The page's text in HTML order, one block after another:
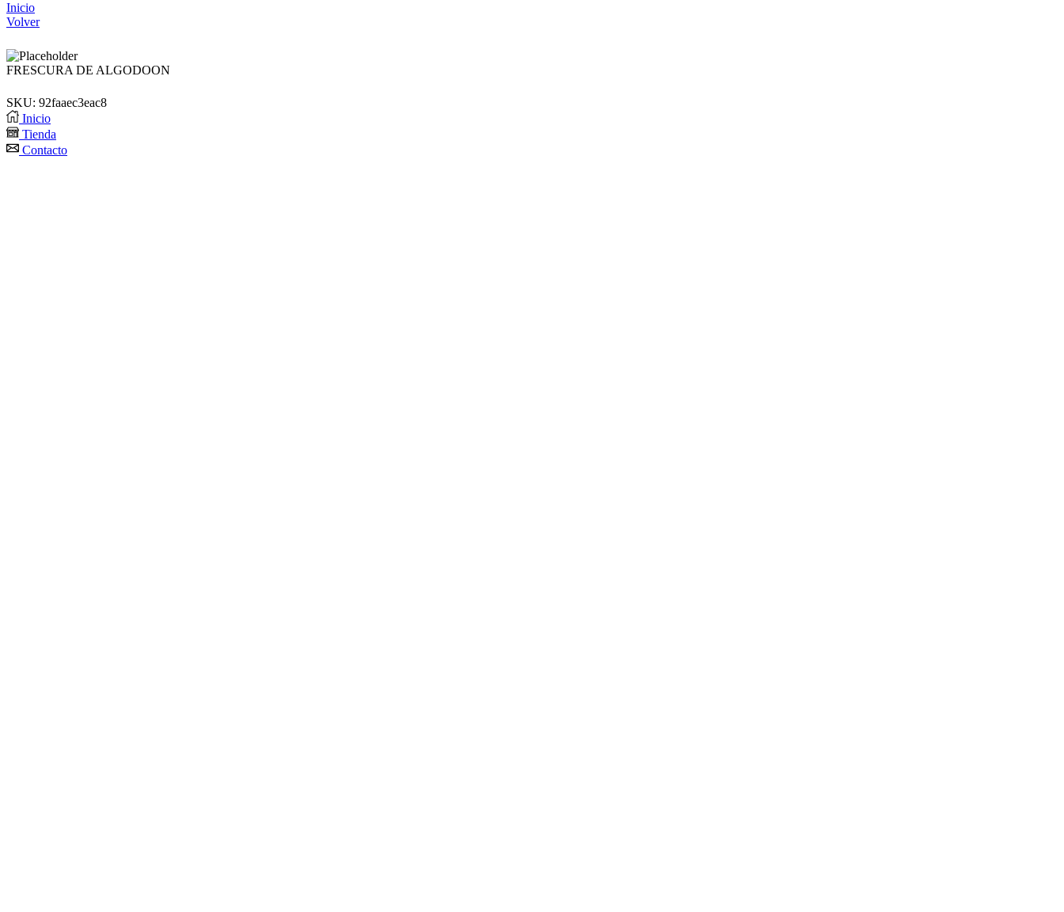
Inicio
Volver
FRESCURA DE ALGODOON
SKU: 92faaec3eac8
Inicio
Tienda
Contacto